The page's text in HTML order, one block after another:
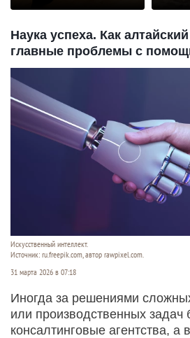
Наука успеха. Как
главные проблемы с
Искусственный интеллект.
Источник: ru.freepik.com, автор rawpixel.com.
31 марта 2026 в 07:18
Иногда за решениями
или производственных задач
консалтинговые агентства, а